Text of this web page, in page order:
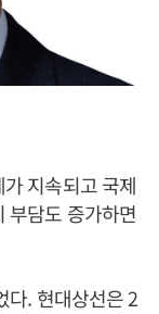
지속되고 국제
부담도 증가하면
다. 현대상선은 2